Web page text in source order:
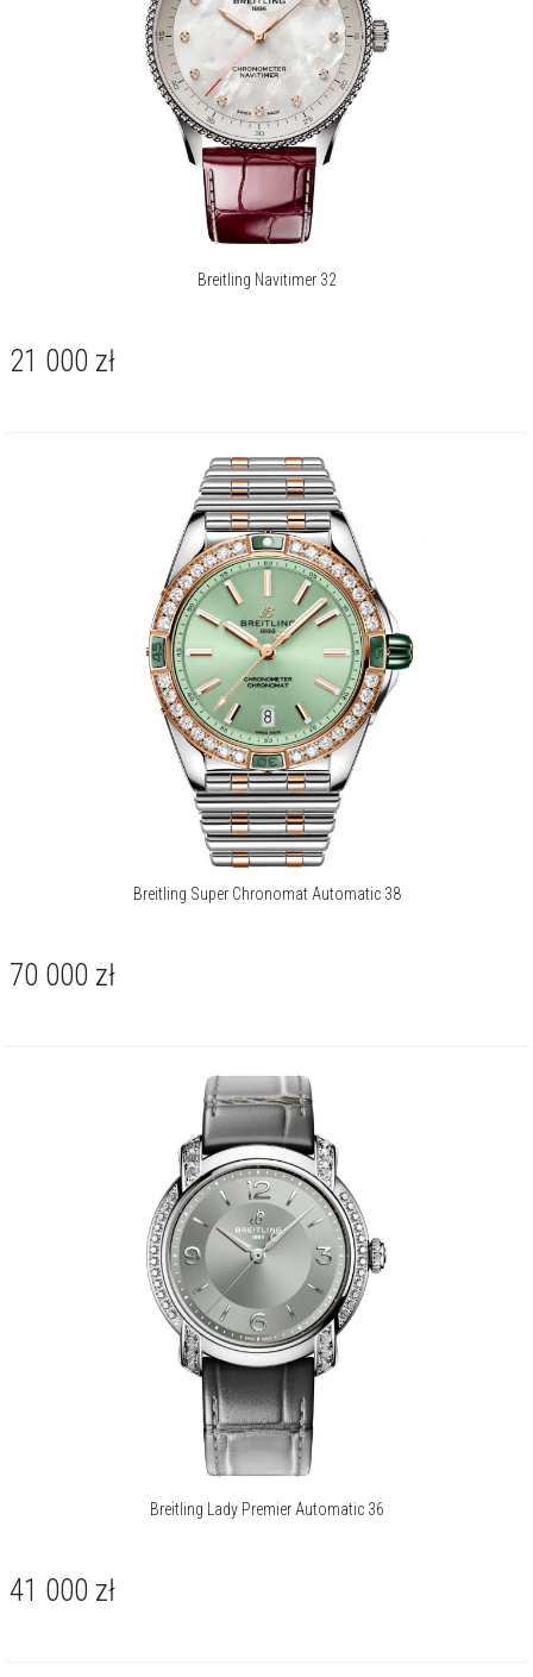
Breitling Navitimer 32
21 000 zł
Breitling Super Chronomat Automatic 38
70 000 zł
Breitling Lady Premier Automatic 36
41 000 zł